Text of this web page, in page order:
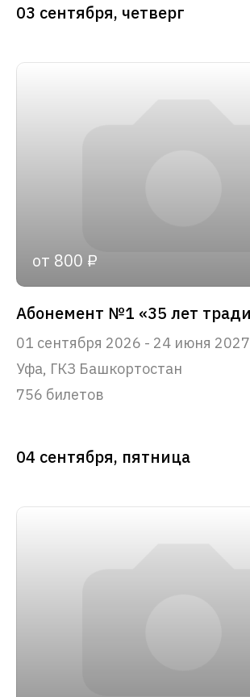
03 сентября, четверг
от 800 ₽
01 сентября 2026 - 24 июня 2027
Уфа, ГКЗ Башкортостан
756 билетов
04 сентября, пятница